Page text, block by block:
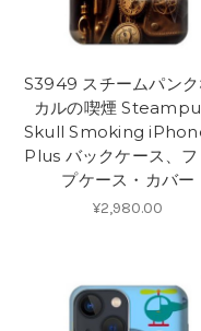
S3949 スチームパンク
カルの喫煙
Skull Smoking
Plus バックケース、フ
プケース・カバー
¥2,980.00